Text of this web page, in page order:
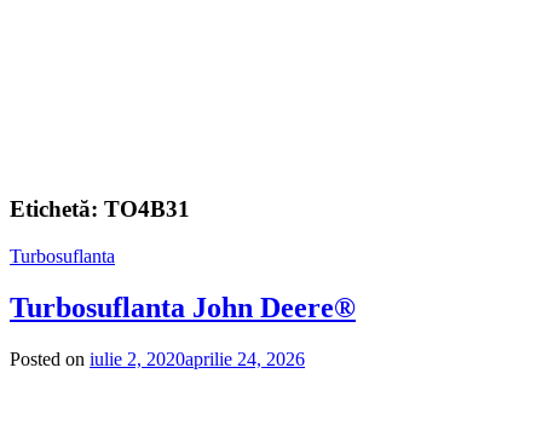
Etichetă: TO4B31
Turbosuflanta
Turbosuflanta John Deere®
Posted on iulie 2, 2020aprilie 24, 2026